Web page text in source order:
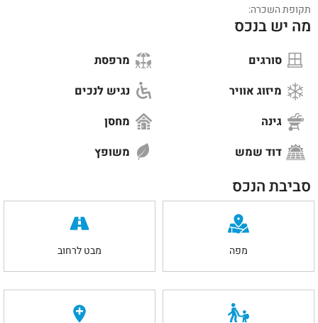
תקופת השכרה:
מה יש בנכס
סורגים
מרפסת
מיזוג אוויר
נגיש לנכים
גינה
מחסן
דוד שמש
משופץ
סביבת הנכס
מפה מבט לרחוב